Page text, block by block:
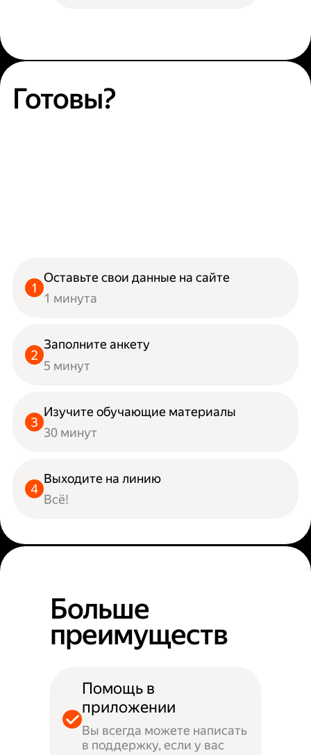
Готовы?
Оставьте свои данные на сайте
1 минута
Заполните анкету
5 минут
Изучите обучающие материалы
30 минут
Выходите на линию
Всё!
Больше
преимуществ
Помощь в
приложении
Вы всегда можете написать
в поддержку, если у вас